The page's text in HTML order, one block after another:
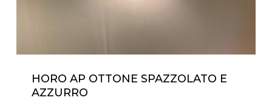
HORO AP OTTONE SPAZZOLATO E
AZZURRO